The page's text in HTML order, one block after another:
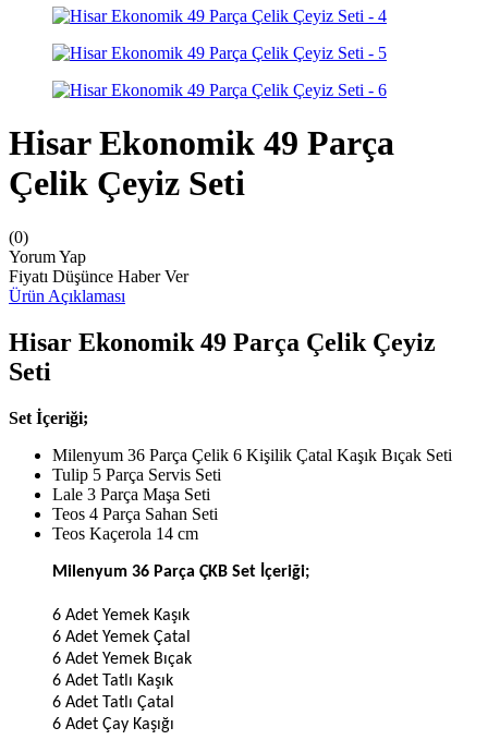
Hisar Ekonomik 49 Parça
Çelik Çeyiz Seti
(0)
Yorum Yap
Fiyatı Düşünce Haber Ver
Ürün Açıklaması
Hisar Ekonomik 49 Parça Çelik Çeyiz
Seti
Set İçeriği;
Milenyum 36 Parça Çelik 6 Kişilik Çatal Kaşık Bıçak Seti
Tulip 5 Parça Servis Seti
Lale 3 Parça Maşa Seti
Teos 4 Parça Sahan Seti
Teos Kaçerola 14 cm
Milenyum 36 Parça ÇKB Set İçeriği;
6 Adet Yemek Kaşık
6 Adet Yemek Çatal
6 Adet Yemek Bıçak
6 Adet Tatlı Kaşık
6 Adet Tatlı Çatal
6 Adet Çay Kaşığı